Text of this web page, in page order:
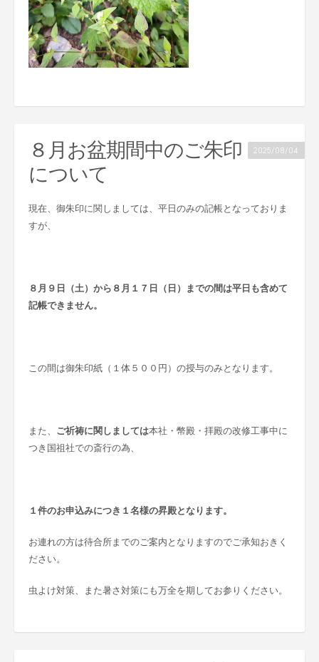
８月お盆期間中のご朱印
について
2025/08/04
現在、御朱印に関しましては、平日のみの記帳となっておりま
すが、
８月９日（土）から８月１７日（日）までの間は平日も含めて
記帳できません。
この間は御朱印紙（１体５００円）の授与のみとなります。
また、 ご祈祷に関しましては本社・幣殿・拝殿の改修工事中に
つき国祖社での斎行の為、
１件のお申込みにつき１名様の昇殿となります。
お連れの方は待合所までのご案内となりますのでご承知おきく
ださい。
虫よけ対策、また暑さ対策にも万全を期してお参りください。